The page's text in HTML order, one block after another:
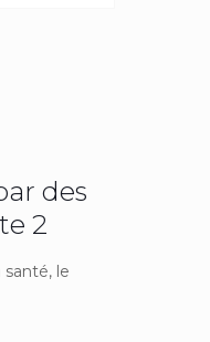
des
2
santé, le